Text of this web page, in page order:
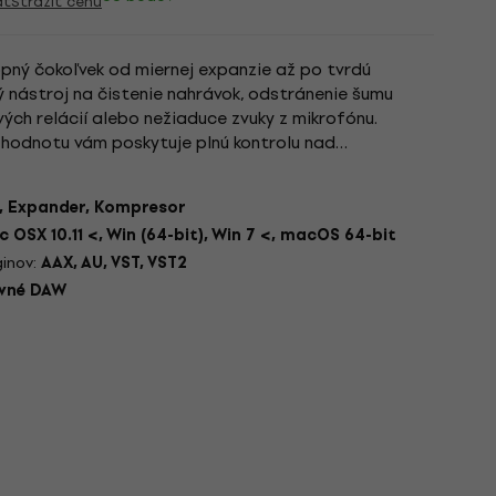
čokoľvek od miernej expanzie až po tvrdú
nástroj na čistenie nahrávok, odstránenie šumu
relácií alebo nežiaduce zvuky z mikrofónu.
vám poskytuje plnú kontrolu nad
Kompresor
OSX 10.11 <, Win (64-bit), Win 7 <, macOS 64-bit
AAX, AU, VST, VST2
DAW